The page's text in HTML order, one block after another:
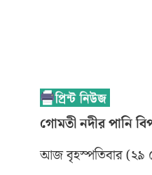
গোমতী নদীর পানি
আজ বৃহস্পতিবার (২৯